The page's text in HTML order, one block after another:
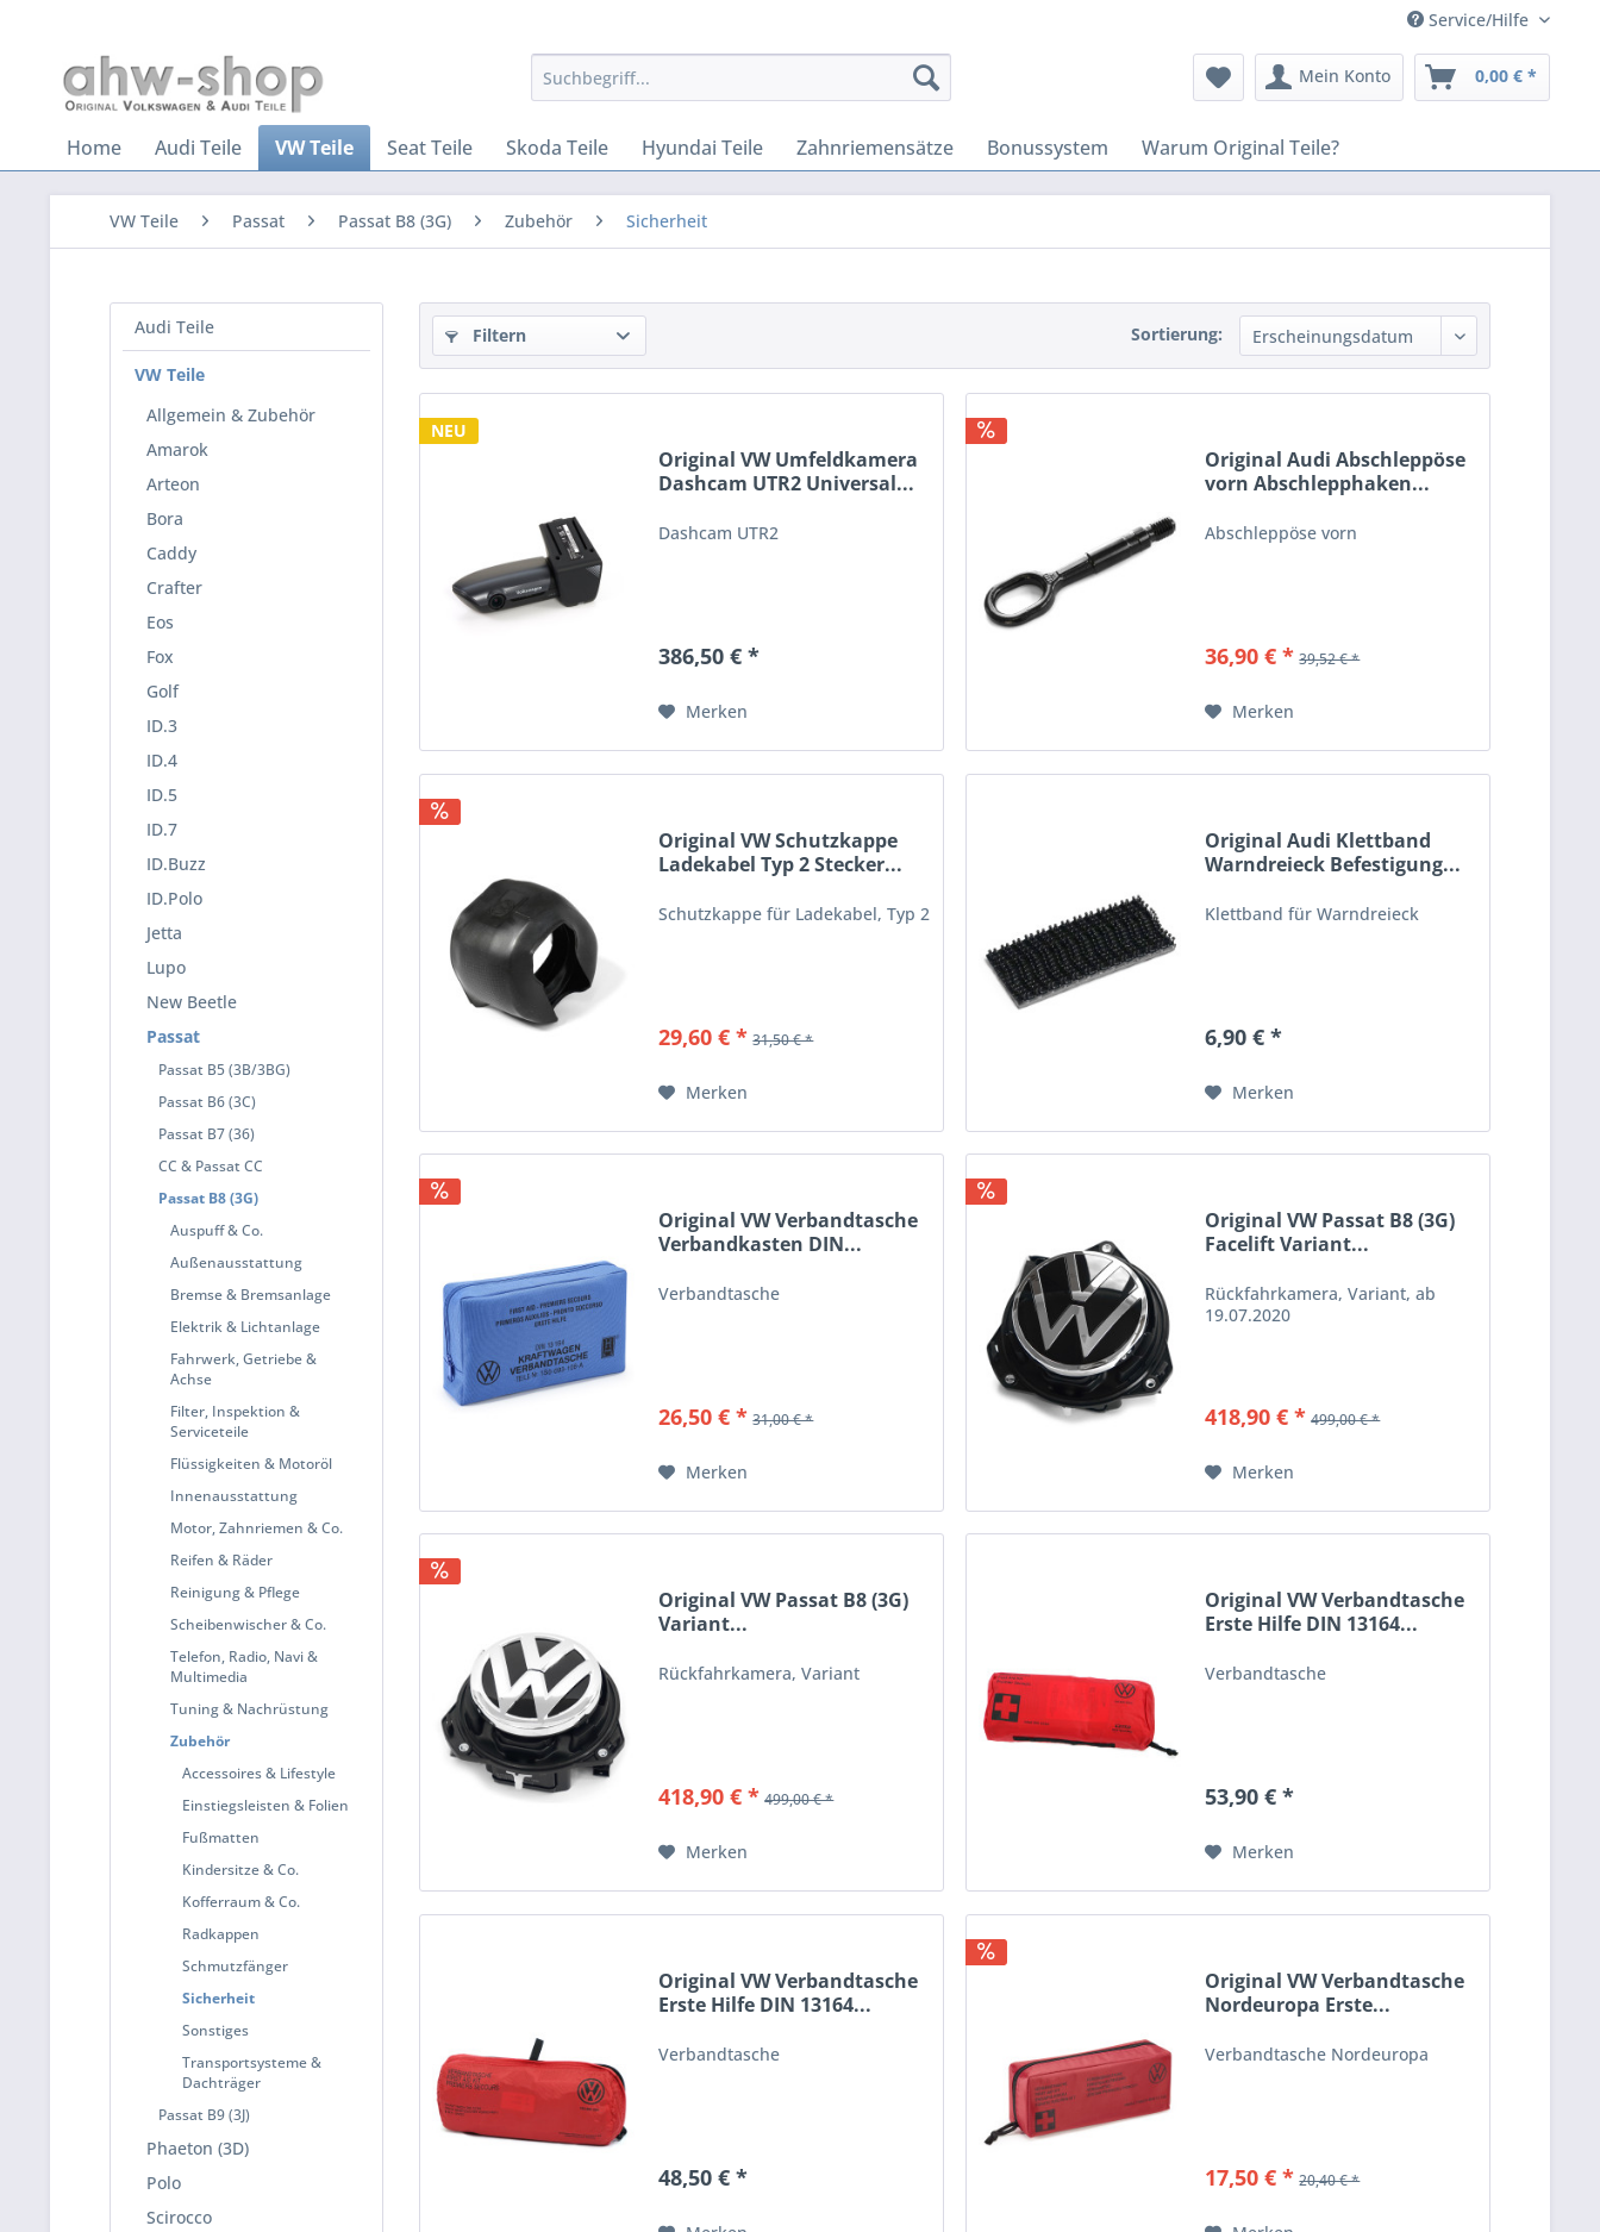
Service/Hilfe
Mein Konto 0,00 € *
Home Audi Teile VW Teile Seat Teile Skoda Teile Hyundai Teile Zahnriemensätze Bonussystem Warum Original Teile?
VW Teile Passat Passat B8 (3G) Zubehör Sicherheit
Audi Teile
VW Teile
Allgemein & Zubehör
Amarok
Arteon
Bora
Caddy
Crafter
Eos
Fox
Golf
ID.3
ID.4
ID.5
ID.7
ID.Buzz
ID.Polo
Jetta
Lupo
New Beetle
Passat
Passat B5 (3B/3BG)
Passat B6 (3C)
Passat B7 (36)
CC & Passat CC
Passat B8 (3G)
Auspuff & Co.
Außenausstattung
Bremse & Bremsanlage
Elektrik & Lichtanlage
Fahrwerk, Getriebe &
Achse
Filter, Inspektion &
Serviceteile
Flüssigkeiten & Motoröl
Innenausstattung
Motor, Zahnriemen & Co.
Reifen & Räder
Reinigung & Pflege
Scheibenwischer & Co.
Telefon, Radio, Navi &
Multimedia
Tuning & Nachrüstung
Zubehör
Accessoires & Lifestyle
Einstiegsleisten & Folien
Fußmatten
Kindersitze & Co.
Kofferraum & Co.
Radkappen
Schmutzfänger
Sicherheit
Sonstiges
Transportsysteme &
Dachträger
Passat B9 (3J)
Phaeton (3D)
Polo
Scirocco
Filtern Sortierung:
NEU
Original VW Umfeldkamera
Dashcam UTR2 Universal...
Dashcam UTR2
386,50 € *
Merken
Original Audi Abschleppöse
vorn Abschlepphaken...
Abschleppöse vorn
36,90 € * 39,52 € *
Merken
Original VW Schutzkappe
Ladekabel Typ 2 Stecker...
Schutzkappe für Ladekabel, Typ 2
29,60 € * 31,50 € *
Merken
Original Audi Klettband
Warndreieck Befestigung...
Klettband für Warndreieck
6,90 € *
Merken
Original VW Verbandtasche
Verbandkasten DIN...
Verbandtasche
26,50 € * 31,00 € *
Merken
Original VW Passat B8 (3G)
Facelift Variant...
Rückfahrkamera, Variant, ab
19.07.2020
418,90 € * 499,00 € *
Merken
Original VW Passat B8 (3G)
Variant...
Rückfahrkamera, Variant
418,90 € * 499,00 € *
Merken
Original VW Verbandtasche
Erste Hilfe DIN 13164...
Verbandtasche
53,90 € *
Merken
Original VW Verbandtasche
Erste Hilfe DIN 13164...
Verbandtasche
48,50 € *
Original VW Verbandtasche
Nordeuropa Erste...
Verbandtasche Nordeuropa
17,50 € * 20,40 € *